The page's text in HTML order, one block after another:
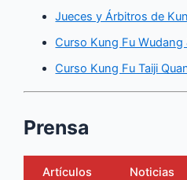
Jueces y Árbitros de
Curso Kung Fu Wudang
Curso Kung Fu Taiji
Prensa
Artículos Noticias